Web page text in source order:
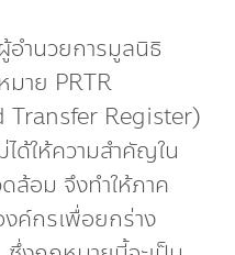
ำนวยการมูลนิธิ
าย PRTR
Transfer Register)
ได้ให้ความสำคัญใน
อม จึงทำให้ภาค
ค์กรเพื่อยกร่าง